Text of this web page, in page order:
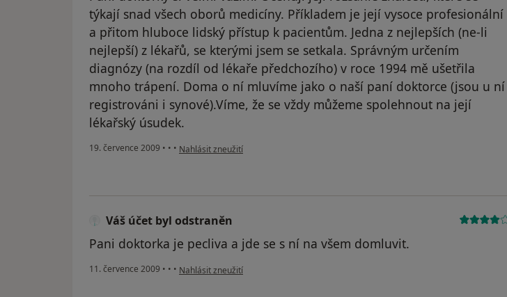
týkají snad všech oborů medicíny. Příkladem je její vysoce profesionální
a přitom hluboce lidský přístup k pacientům. Jedna z nejlepších (ne-li
nejlepší) z lékařů, se kterými jsem se setkala. Správným určením
diagnózy (na rozdíl od lékaře předchozího) v roce 1994 mě ušetřila
mnoho trápení. Doma o ní mluvíme jako o naší paní doktorce (jsou u ní
registrováni i synové).Víme, že se vždy můžeme spolehnout na její
lékařský úsudek.
19. července 2009 • • • podle názoru uživatele Váš účet byl odstraněn
Nahlásit zneužití
Váš účet byl odstraněn
Pani doktorka je pecliva a jde se s ní na všem domluvit.
11. července 2009 • • • podle názoru uživatele Váš účet byl odstraněn
Nahlásit zneužití